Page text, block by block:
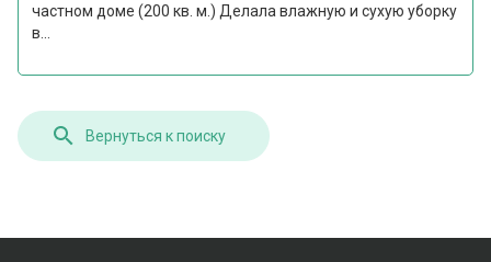
частном доме (200 кв. м.) Делала влажную и сухую уборку
в...
Вернуться к поиску